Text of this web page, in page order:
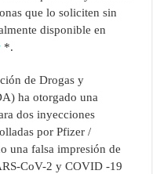
que lo soliciten sin
disponible en
*.
de Drogas y
ha otorgado una
dos inyecciones
por Pfizer /
una falsa impresión de
CoV-2 y COVID -19